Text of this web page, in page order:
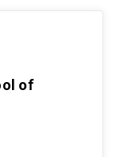
of